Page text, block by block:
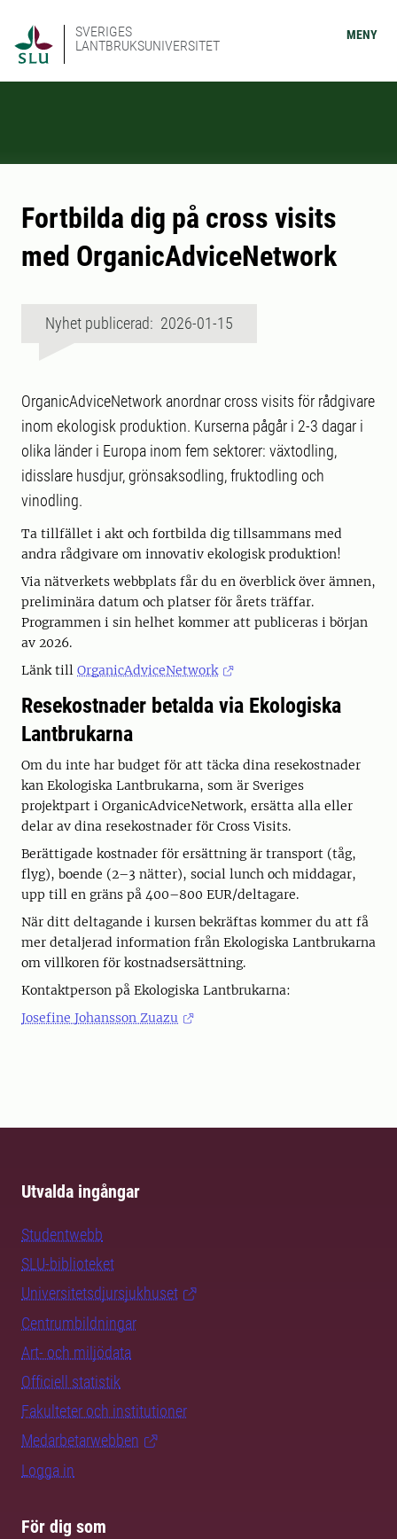
SVERIGES
LANTBRUKSUNIVERSITET
MENY
Fortbilda dig på cross visits
med OrganicAdviceNetwork
Nyhet publicerad: 2026-01-15
OrganicAdviceNetwork anordnar cross visits för rådgivare
inom ekologisk produktion. Kurserna pågår i 2-3 dagar i
olika länder i Europa inom fem sektorer: växtodling,
idisslare husdjur, grönsaksodling, fruktodling och
vinodling.
Ta tillfället i akt och fortbilda dig tillsammans med
andra rådgivare om innovativ ekologisk produktion!
Via nätverkets webbplats får du en överblick över ämnen,
preliminära datum och platser för årets träffar.
Programmen i sin helhet kommer att publiceras i början
av 2026.
Länk till OrganicAdviceNetwork
Resekostnader betalda via Ekologiska
Lantbrukarna
Om du inte har budget för att täcka dina resekostnader
kan Ekologiska Lantbrukarna, som är Sveriges
projektpart i OrganicAdviceNetwork, ersätta alla eller
delar av dina resekostnader för Cross Visits.
Berättigade kostnader för ersättning är transport (tåg,
flyg), boende (2–3 nätter), social lunch och middagar,
upp till en gräns på 400–800 EUR/deltagare.
När ditt deltagande i kursen bekräftas kommer du att få
mer detaljerad information från Ekologiska Lantbrukarna
om villkoren för kostnadsersättning.
Kontaktperson på Ekologiska Lantbrukarna:
Josefine Johansson Zuazu
Utvalda ingångar
Studentwebb
SLU-biblioteket
Universitetsdjursjukhuset
Centrumbildningar
Art- och miljödata
Officiell statistik
Fakulteter och institutioner
Medarbetarwebben
Logga in
För dig som